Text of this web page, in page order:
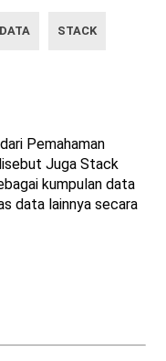
DATA STACK
Pemahaman
Juga Stack
kumpulan data
data lainnya secara